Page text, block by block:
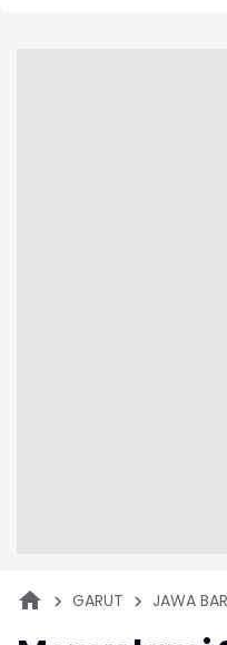
GARUT JAWA